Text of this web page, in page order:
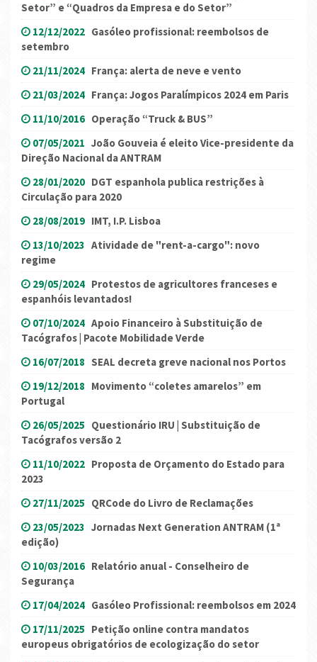
Setor” e “Quadros da Empresa e do Setor”
12/12/2022 Gasóleo profissional: reembolsos de
setembro
21/11/2024 França: alerta de neve e vento
21/03/2024 França: Jogos Paralímpicos 2024 em Paris
11/10/2016 Operação “Truck & BUS”
07/05/2021 João Gouveia é eleito Vice-presidente da
Direção Nacional da ANTRAM
28/01/2020 DGT espanhola publica restrições à
Circulação para 2020
28/08/2019 IMT, I.P. Lisboa
13/10/2023 Atividade de "rent-a-cargo": novo
regime
29/05/2024 Protestos de agricultores franceses e
espanhóis levantados!
07/10/2024 Apoio Financeiro à Substituição de
Tacógrafos | Pacote Mobilidade Verde
16/07/2018 SEAL decreta greve nacional nos Portos
19/12/2018 Movimento “coletes amarelos” em
Portugal
26/05/2025 Questionário IRU | Substituição de
Tacógrafos versão 2
11/10/2022 Proposta de Orçamento do Estado para
2023
27/11/2025 QRCode do Livro de Reclamações
23/05/2023 Jornadas Next Generation ANTRAM (1ª
edição)
10/03/2016 Relatório anual - Conselheiro de
Segurança
17/04/2024 Gasóleo Profissional: reembolsos em 2024
17/11/2025 Petição online contra mandatos
europeus obrigatórios de ecologização do setor